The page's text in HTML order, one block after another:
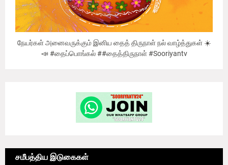
நேயர்கள் அனைவருக்கும் இனிய தைத் திருநாள் நல் வாழ்த்துகள் ☀️
📣 #தைப்பொங்கல் ##தைத்திருநாள் #Sooriyantv
சமீபத்திய இடுகைகள்